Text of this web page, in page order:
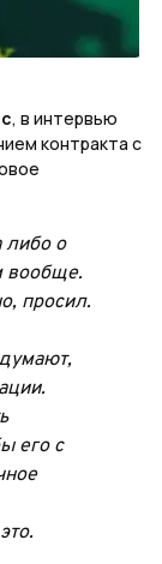
, в интервью
контракта с
либо о
вообще.
просил.
его с